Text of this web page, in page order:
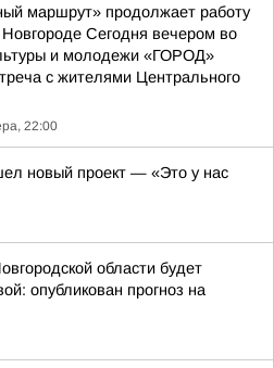
маршрут» продолжает работу
Сегодня вечером во
и молодежи «ГОРОД»
с жителями Центрального
22:00
новый проект — «Это у нас
области будет
опубликован прогноз на